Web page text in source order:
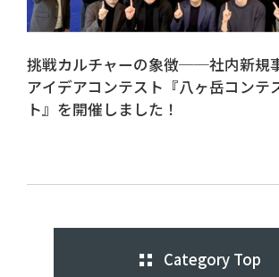
挑戦カルチャーの象徴──社内新規
アイデアコンテスト『八ヶ岳コンテ
ト』を開催しました！
Category Top